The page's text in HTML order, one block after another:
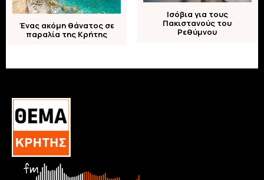
Ένας ακόμη θάνατος σε
παραλία της Κρήτης
Ισόβια για τους
Πακιστανούς του
Ρεθύμνου